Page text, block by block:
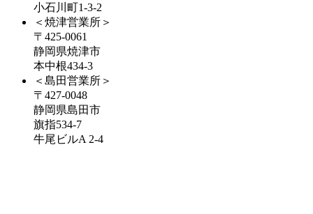
小石川町1-3-2
＜焼津営業所＞
〒425-0061
静岡県焼津市
本中根434-3
＜島田営業所＞
〒427-0048
静岡県島田市
旗指534-7
牛尾ビルA 2-4